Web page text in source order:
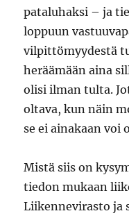
pataluhaksi – ja
loppuun
vilpittömyydestä
heräämään aina
olisi ilman tulta.
oltava, kun näin
se ei ainakaan voi
Mistä siis on
tiedon mukaan
Liikennevirasto ja